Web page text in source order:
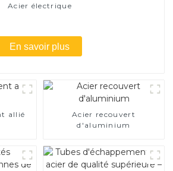
Acier électrique
En savoir plus
allié
Acier recouvert
d'aluminium